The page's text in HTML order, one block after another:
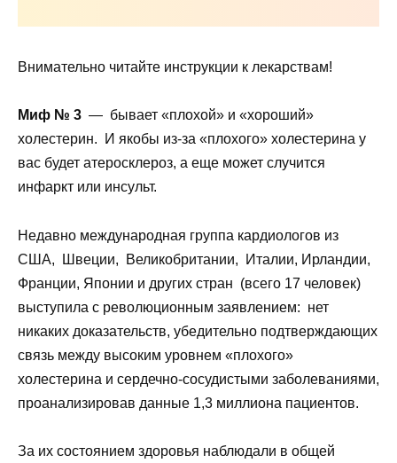
Внимательно читайте инструкции к лекарствам!
Миф № 3 — бывает «плохой» и «хороший»
холестерин. И якобы из-за «плохого» холестерина у
вас будет атеросклероз, а еще может случится
инфаркт или инсульт.
Недавно международная группа кардиологов из
США, Швеции, Великобритании, Италии, Ирландии,
Франции, Японии и других стран (всего 17 человек)
выступила с революционным заявлением: нет
никаких доказательств, убедительно подтверждающих
связь между высоким уровнем «плохого»
холестерина и сердечно-сосудистыми заболеваниями,
проанализировав данные 1,3 миллиона пациентов.
За их состоянием здоровья наблюдали в общей